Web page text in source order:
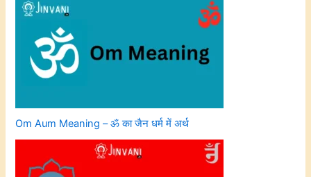
Om Aum Meaning – ॐ का जैन धर्म में अर्थ